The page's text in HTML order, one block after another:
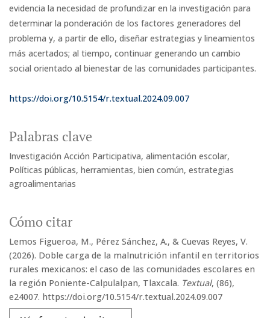
Palabras clave
Investigación Acción Participativa alimentación escolar
Políticas públicas, herramientas, bien común estrategias
agroalimentarias
Cómo citar
Lemos Figueroa, M., Pérez Sánchez, A., & Cuevas Reyes, V.
(2026). Doble carga de la malnutrición infantil en territorios
rurales mexicanos: el caso de las comunidades escolares en
la región Poniente-Calpulalpan, Tlaxcala. Textual, (86),
e24007. https://doi.org/10.5154/r.textual.2024.09.007
evidencia la necesidad de profundizar en la investigación para
determinar la ponderación de los factores generadores del
problema y, a partir de ello, diseñar estrategias y lineamientos
más acertados; al tiempo, continuar generando un cambio
social orientado al bienestar de las comunidades participantes.
https://doi.org/10.5154/r.textual.2024.09.007